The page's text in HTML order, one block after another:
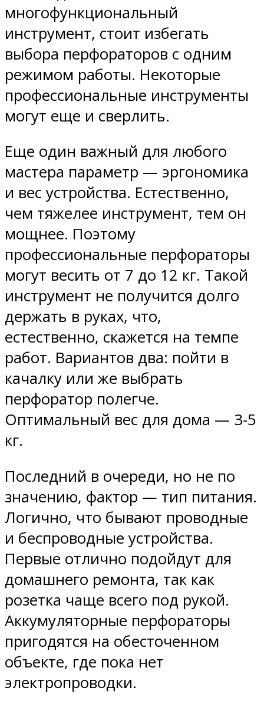
многофункциональный
инструмент, стоит избегать
выбора перфораторов с одним
режимом работы. Некоторые
профессиональные инструменты
могут еще и сверлить.
Еще один важный для любого
мастера параметр — эргономика
и вес устройства. Естественно,
чем тяжелее инструмент, тем он
мощнее. Поэтому
профессиональные перфораторы
могут весить от 7 до 12 кг. Такой
инструмент не получится долго
держать в руках, что,
естественно, скажется на темпе
работ. Вариантов два: пойти в
качалку или же выбрать
перфоратор полегче.
Оптимальный вес для дома — 3-5
кг.
Последний в очереди, но не по
значению, фактор — тип питания.
Логично, что бывают проводные
и беспроводные устройства.
Первые отлично подойдут для
домашнего ремонта, так как
розетка чаще всего под рукой.
Аккумуляторные перфораторы
пригодятся на обесточенном
объекте, где пока нет
электропроводки.